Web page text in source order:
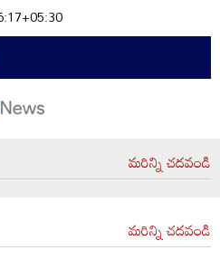
మరిన్ని చదవండి
మరిన్ని చదవండి